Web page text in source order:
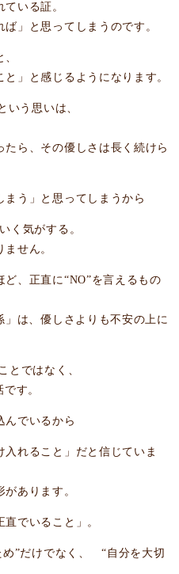
いる証。
」と思ってしまうのです。
と」と感じるようになります。
いう思いは、
ら、その優しさは長く続けら
まう」と思ってしまうから
く気がする。
せん。
、正直に“NO”を言えるもの
」は、優しさよりも不安の上に
とではなく、
す。
んでいるから
れること」だと信じていま
あります。
でいること」。
”だけでなく、 “自分を大切